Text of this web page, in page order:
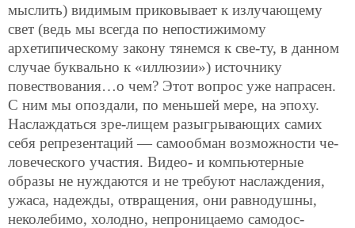
мыслить) видимым приковывает к излучающему
свет (ведь мы всегда по непостижимому
архетипическому закону тянемся к све-ту, в данном
случае буквально к «иллюзии») источнику
повествования…о чем? Этот вопрос уже напрасен.
С ним мы опоздали, по меньшей мере, на эпоху.
Наслаждаться зре-лищем разыгрывающих самих
себя репрезентаций — самообман возможности че-
ловеческого участия. Видео- и компьютерные
образы не нуждаются и не требуют наслаждения,
ужаса, надежды, отвращения, они равнодушны,
неколебимо, холодно, непроницаемо самодос-